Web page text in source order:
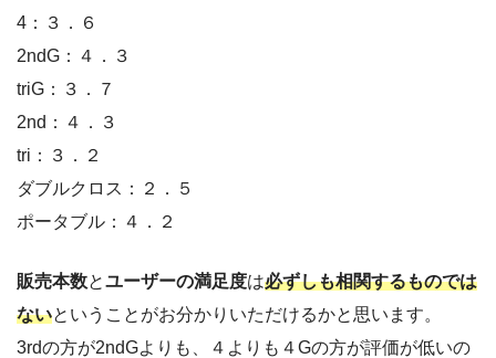
4：３．６
2ndG：４．３
triG：３．７
2nd：４．３
tri：３．２
ダブルクロス：２．５
ポータブル：４．２
販売本数とユーザーの満足度は必ずしも相関するものでは
ないということがお分かりいただけるかと思います。
3rdの方が2ndGよりも、４よりも４Gの方が評価が低いの